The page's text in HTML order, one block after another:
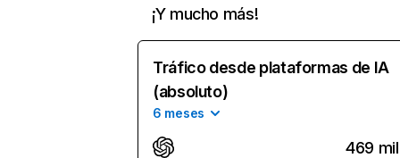
¡Y mucho más!
Tráfico desde plataformas de IA
(absoluto)
6 meses
469 mil